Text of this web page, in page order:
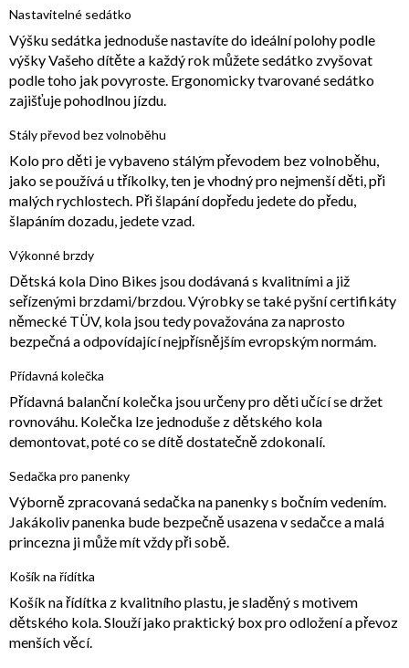
Nastavitelné sedátko
Výšku sedátka jednoduše nastavíte do ideální polohy podle
výšky Vašeho dítěte a každý rok můžete sedátko zvyšovat
podle toho jak povyroste. Ergonomicky tvarované sedátko
zajišťuje pohodlnou jízdu.
Stály převod bez volnoběhu
Kolo pro děti je vybaveno stálým převodem bez volnoběhu,
jako se používá u tříkolky, ten je vhodný pro nejmenší děti, při
malých rychlostech. Při šlapání dopředu jedete do předu,
šlapáním dozadu, jedete vzad.
Výkonné brzdy
Dětská kola Dino Bikes jsou dodávaná s kvalitními a již
seřízenými brzdami/brzdou. Výrobky se také pyšní certifikáty
německé TÜV, kola jsou tedy považována za naprosto
bezpečná a odpovídající nejpřísnějším evropským normám.
Přídavná kolečka
Přídavná balanční kolečka jsou určeny pro děti učící se držet
rovnováhu. Kolečka lze jednoduše z dětského kola
demontovat, poté co se dítě dostatečně zdokonalí.
Sedačka pro panenky
Výborně zpracovaná sedačka na panenky s bočním vedením.
Jakákoliv panenka bude bezpečně usazena v sedačce a malá
princezna ji může mít vždy při sobě.
Košík na řídítka
Košík na řídítka z kvalitního plastu, je sladěný s motivem
dětského kola. Slouží jako praktický box pro odložení a převoz
menších věcí.